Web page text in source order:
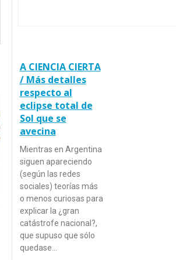
A CIENCIA CIERTA
/ Más detalles
respecto al
eclipse total de
Sol que se
avecina
Mientras en Argentina
siguen apareciendo
(según las redes
sociales) teorías más
o menos curiosas para
explicar la ¿gran
catástrofe nacional?,
que supuso que sólo
quedase…